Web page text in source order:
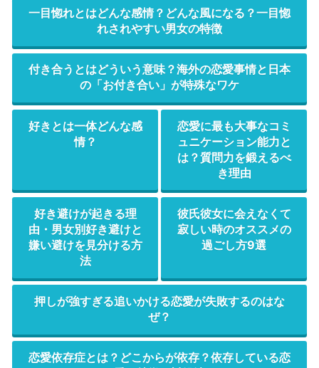
一目惚れとはどんな感情？どんな風になる？一目惚
れされやすい男女の特徴
付き合うとはどういう意味？海外の恋愛事情と日本
の「お付き合い」が特殊なワケ
好きとは一体どんな感
情？
恋愛に最も大事なコミ
ュニケーション能力と
は？質問力を鍛えるべ
き理由
好き避けが起きる理
由・男女別好き避けと
嫌い避けを見分ける方
法
彼氏彼女に会えなくて
寂しい時のオススメの
過ごし方9選
押しが強すぎる追いかける恋愛が失敗するのはな
ぜ？
恋愛依存症とは？どこからが依存？依存している恋